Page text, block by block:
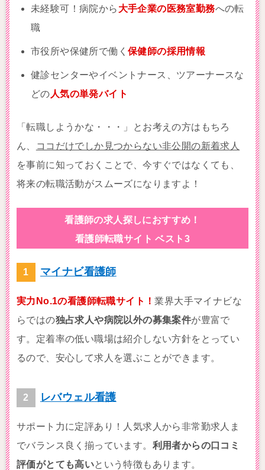
未経験可！病院から 大手企業の医務室勤務への転
職
市役所や保健所で働く 保健師の採用情報
健診センターやイベントナース、ツアーナースな
どの 人気の単発バイト
「転職しようかな・・・」とお考えの方はもちろ
ん、
ココだけでしか見つからない非公開の新着求人
を事前に知っておくことで、今すぐではなくても、
将来の転職活動がスムーズになりますよ！
看護師の求人探しにおすすめ！
看護師転職サイト ベスト3
マイナビ看護師
実力No.1の看護師転職サイト！業界大手マイナビな
らではの独占求人や病院以外の募集案件が豊富で
す。定着率の低い職場は紹介しない方針をとってい
るので、安心して求人を選ぶことができます。
レバウェル看護
サポート力に定評あり！人気求人から非常勤求人ま
でバランス良く揃っています。 利用者からの口コミ
評価がとても高いという特徴もあります。